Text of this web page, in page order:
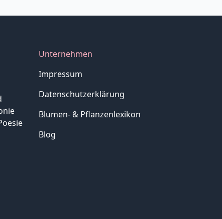
Unternehmen
Impressum
Datenschutzerklärung
Blumen- & Pflanzenlexikon
Blog